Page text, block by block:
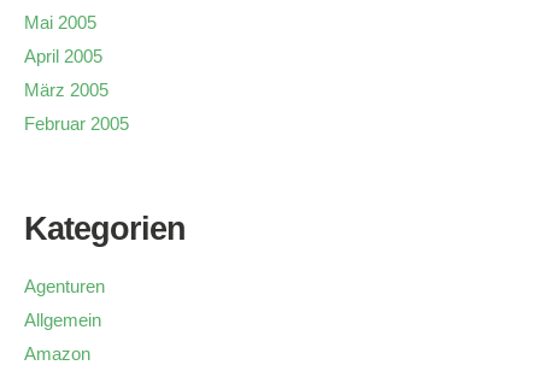
Mai 2005
April 2005
März 2005
Februar 2005
Kategorien
Agenturen
Allgemein
Amazon